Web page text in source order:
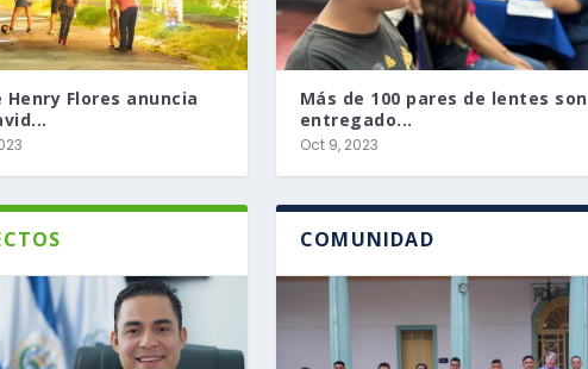
Henry Flores anuncia
Más de 100 pares de lentes son
entregado...
Oct 9, 2023
COMUNIDAD